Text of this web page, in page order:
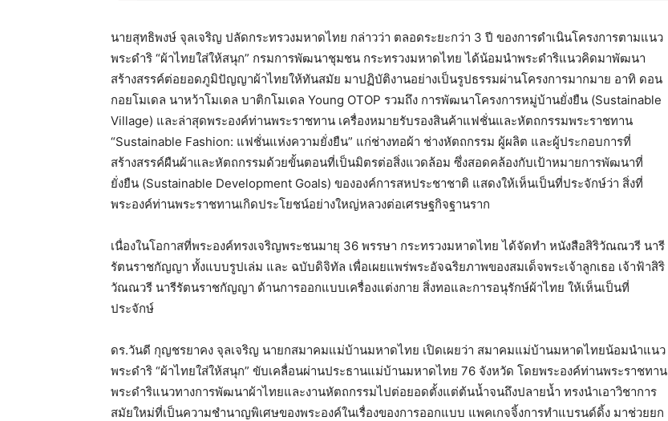
นายสุทธิพงษ์ จุลเจริญ ปลัดกระทรวงมหาดไทย กล่าวว่า ตลอดระยะกว่า 3 ปี ของการดำเนินโครงการตามแนว
พระดำริ “ผ้าไทยใส่ให้สนุก” กรมการพัฒนาชุมชน กระทรวงมหาดไทย ได้น้อมนำพระดำริแนวคิดมาพัฒนา
สร้างสรรค์ต่อยอดภูมิปัญญาผ้าไทยให้ทันสมัย มาปฏิบัติงานอย่างเป็นรูปธรรมผ่านโครงการมากมาย อาทิ ดอน
กอยโมเดล นาหว้าโมเดล บาติกโมเดล Young OTOP รวมถึง การพัฒนาโครงการหมู่บ้านยั่งยืน (Sustainable
Village) และล่าสุดพระองค์ท่านพระราชทาน เครื่องหมายรับรองสินค้าแฟชั่นและหัตถกรรมพระราชทาน
“Sustainable Fashion: แฟชั่นแห่งความยั่งยืน” แก่ช่างทอผ้า ช่างหัตถกรรม ผู้ผลิต และผู้ประกอบการที่
สร้างสรรค์ผืนผ้าและหัตถกรรมด้วยขั้นตอนที่เป็นมิตรต่อสิ่งแวดล้อม ซึ่งสอดคล้องกับเป้าหมายการพัฒนาที่
ยั่งยืน (Sustainable Development Goals) ขององค์การสหประชาชาติ แสดงให้เห็นเป็นที่ประจักษ์ว่า สิ่งที่
พระองค์ท่านพระราชทานเกิดประโยชน์อย่างใหญ่หลวงต่อเศรษฐกิจฐานราก
เนื่องในโอกาสที่พระองค์ทรงเจริญพระชนมายุ 36 พรรษา กระทรวงมหาดไทย ได้จัดทำ หนังสือสิริวัณณวรี นารี
รัตนราชกัญญา ทั้งแบบรูปเล่ม และ ฉบับดิจิทัล เพื่อเผยแพร่พระอัจฉริยภาพของสมเด็จพระเจ้าลูกเธอ เจ้าฟ้าสิริ
วัณณวรี นารีรัตนราชกัญญา ด้านการออกแบบเครื่องแต่งกาย สิ่งทอและการอนุรักษ์ผ้าไทย ให้เห็นเป็นที่
ประจักษ์
ดร.วันดี กุญชรยาคง จุลเจริญ นายกสมาคมแม่บ้านมหาดไทย เปิดเผยว่า สมาคมแม่บ้านมหาดไทยน้อมนำแนว
พระดำริ “ผ้าไทยใส่ให้สนุก” ขับเคลื่อนผ่านประธานแม่บ้านมหาดไทย 76 จังหวัด โดยพระองค์ท่านพระราชทาน
พระดำริแนวทางการพัฒนาผ้าไทยและงานหัตถกรรมไปต่อยอดตั้งแต่ต้นน้ำจนถึงปลายน้ำ ทรงนำเอาวิชาการ
สมัยใหม่ที่เป็นความชำนาญพิเศษของพระองค์ในเรื่องของการออกแบบ แพคเกจจิ้งการทำแบรนด์ดิ้ง มาช่วยยก